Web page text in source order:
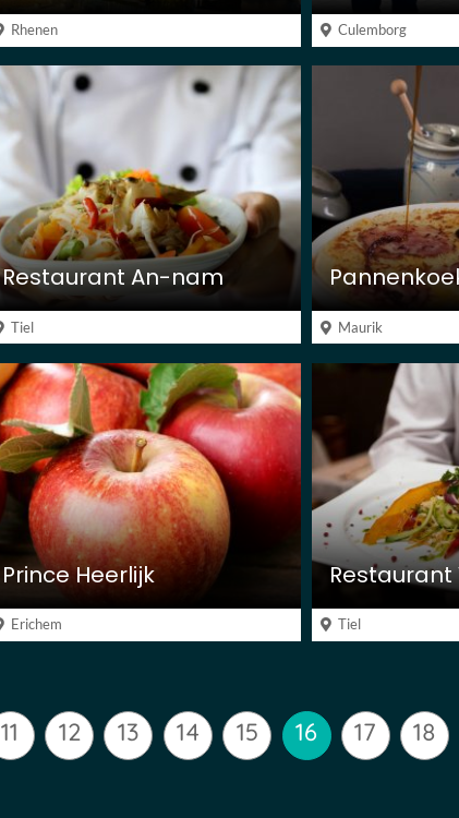
Rhenen Culemborg
Restaurant An-nam
Tiel Maurik
Prince Heerlijk
Erichem Tiel
11 12 13 14 15 16 17 18